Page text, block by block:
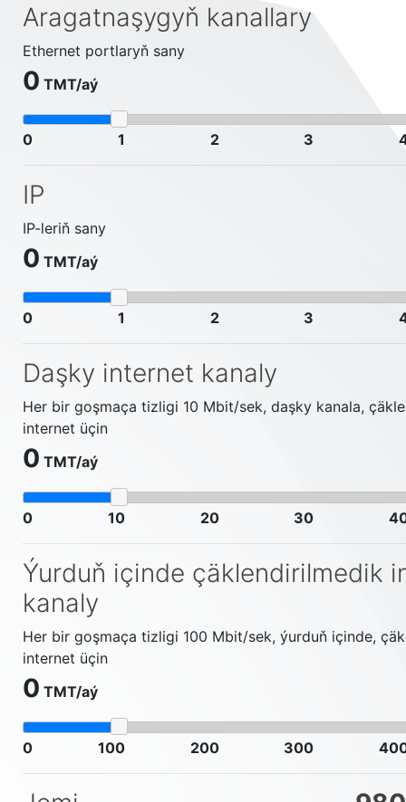
Aragatnaşygyň kanallary
Ethernet portlaryň sany
0 ТМТ/aý
0 1 2 3
IP
IP-leriň sany
0 ТМТ/aý
0 1 2 3
Daşky internet kanaly
Her bir goşmaça tizligi 10 Mbit/sek, daşky kanala,
internet üçin
0 ТМТ/aý
0 10 20 30
Ýurduň içinde çäklendirilmedik
kanaly
Her bir goşmaça tizligi 100 Mbit/sek, ýurduň içinde,
internet üçin
0 ТМТ/aý
0 100 200 300